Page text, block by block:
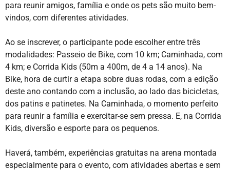
para reunir amigos, família e onde os pets são muito bem-
vindos, com diferentes atividades.
Ao se inscrever, o participante pode escolher entre três
modalidades: Passeio de Bike, com 10 km; Caminhada, com
4 km; e Corrida Kids (50m a 400m, de 4 a 14 anos). Na
Bike, hora de curtir a etapa sobre duas rodas, com a edição
deste ano contando com a inclusão, ao lado das bicicletas,
dos patins e patinetes. Na Caminhada, o momento perfeito
para reunir a família e exercitar-se sem pressa. E, na Corrida
Kids, diversão e esporte para os pequenos.
Haverá, também, experiências gratuitas na arena montada
especialmente para o evento, com atividades abertas e sem